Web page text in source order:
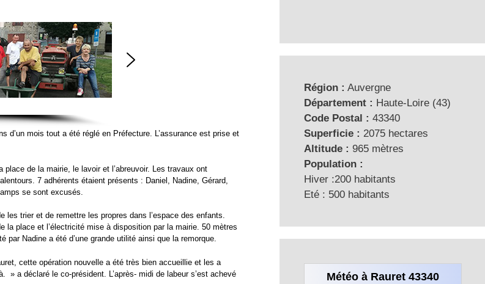
mois tout a été réglé en Préfecture. L’assurance est prise et
de la mairie, le lavoir et l’abreuvoir. Les travaux ont
7 adhérents étaient présents : Daniel, Nadine, Gérard,
se sont excusés.
trier et de remettre les propres dans l’espace des enfants.
la place et l’électricité mise à disposition par la mairie. 50 mètres
Nadine a été d’une grande utilité ainsi que la remorque.
cette opération nouvelle a été très bien accueillie et les a
a déclaré le co-président. L’après- midi de labeur s’est achevé
Région : Auvergne
Département : Haute-Loire (43)
Code Postal : 43340
Superficie : 2075 hectares
Altitude : 965 mètres
Population :
Hiver :200 habitants
Eté : 500 habitants
Météo à Rauret 43340